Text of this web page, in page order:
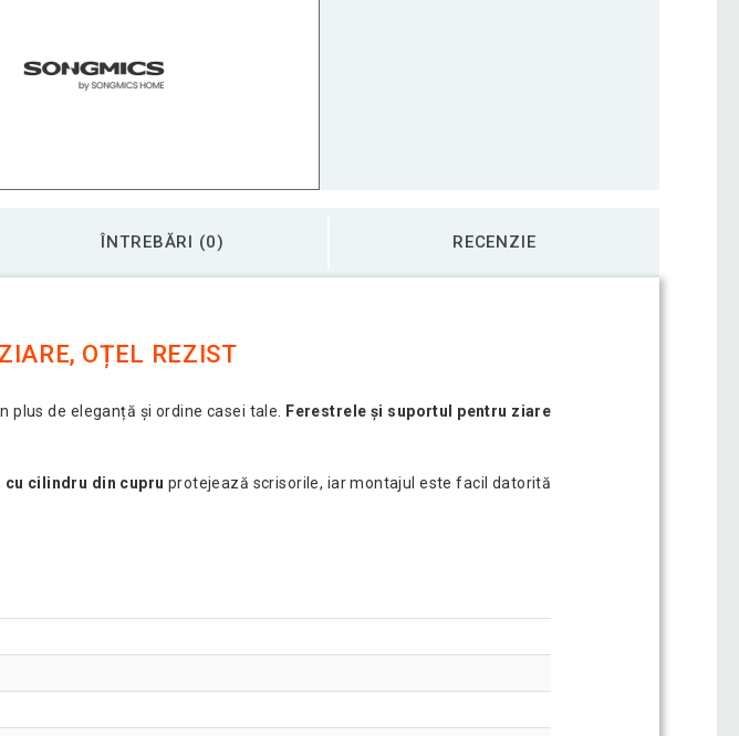
ÎNTREBĂRI (0) RECENZIE
OȚEL REZIST
plus de eleganță și ordine casei tale.
Ferestrele și suportul pentru ziare
cu cilindru din cupru protejează scrisorile, iar montajul este facil datorită